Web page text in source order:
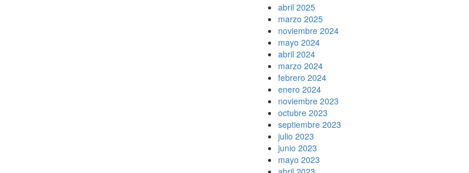
abril 2025
marzo 2025
noviembre 2024
mayo 2024
abril 2024
marzo 2024
febrero 2024
enero 2024
noviembre 2023
octubre 2023
septiembre 2023
julio 2023
junio 2023
mayo 2023